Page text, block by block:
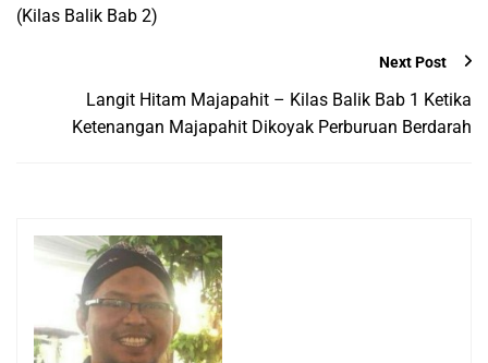
(Kilas Balik Bab 2)
Next Post
Langit Hitam Majapahit – Kilas Balik Bab 1 Ketika
Ketenangan Majapahit Dikoyak Perburuan Berdarah